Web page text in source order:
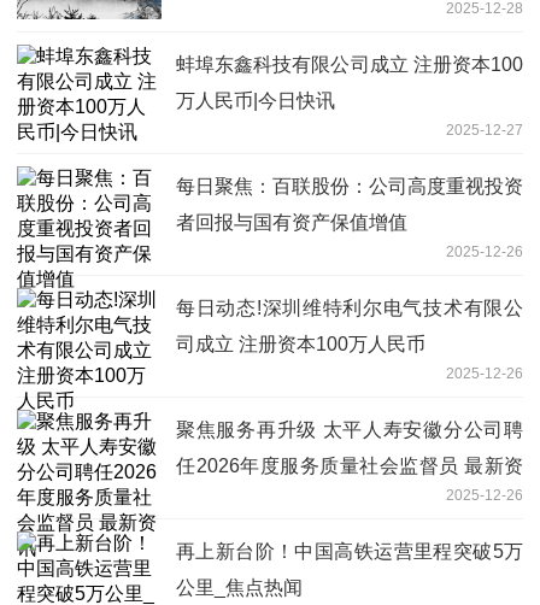
2025-12-28
蚌埠东鑫科技有限公司成立 注册资本100
万人民币|今日快讯
2025-12-27
每日聚焦：百联股份：公司高度重视投资
者回报与国有资产保值增值
2025-12-26
每日动态!深圳维特利尔电气技术有限公
司成立 注册资本100万人民币
2025-12-26
聚焦服务再升级 太平人寿安徽分公司聘
任2026年度服务质量社会监督员 最新资
2025-12-26
再上新台阶！中国高铁运营里程突破5万
公里_焦点热闻